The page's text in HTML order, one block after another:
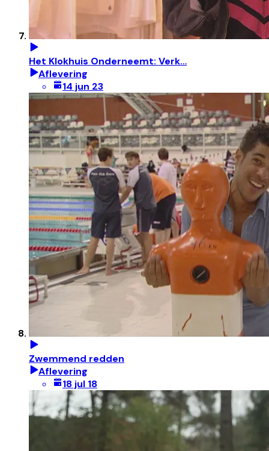
Het Klokhuis Onderneemt: Verk…
Aflevering
14 jun 23
Zwemmend redden
Aflevering
18 jul 18